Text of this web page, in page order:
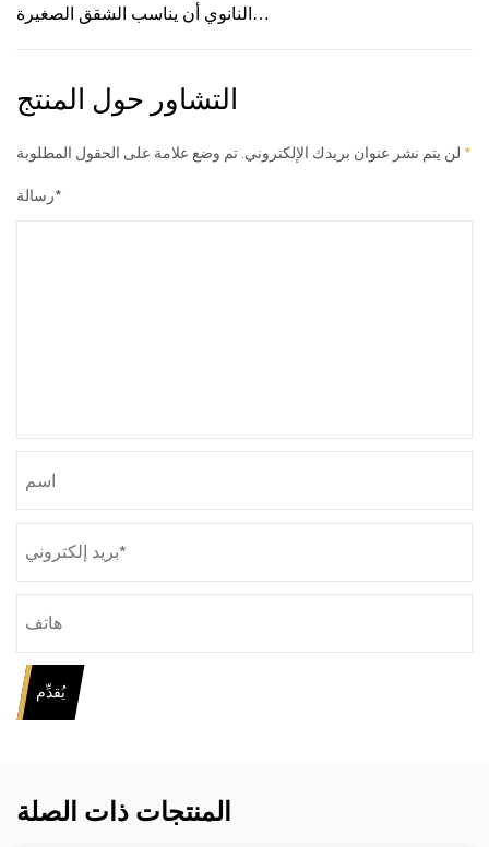
النانوي أن يناسب الشقق الصغيرة
بكفاءة؟
التشاور حول المنتج
*
رسالة*
يُقدِّم
المنتجات ذات الصلة